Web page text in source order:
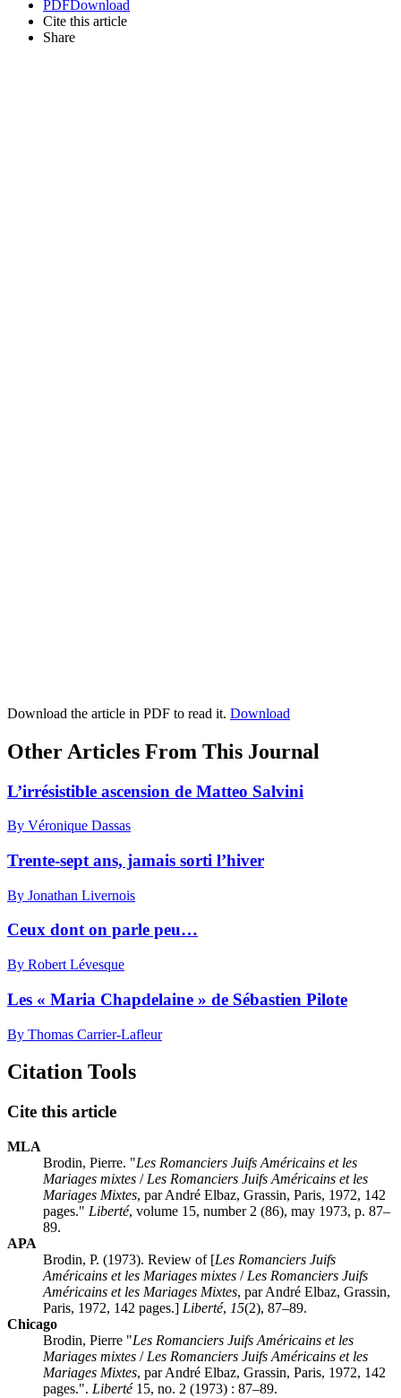
PDFDownload
Cite this article
Share
Download the article in PDF to read it. Download
Other Articles From This Journal
L’irrésistible ascension de Matteo Salvini
By Véronique Dassas
Trente-sept ans, jamais sorti l’hiver
By Jonathan Livernois
Ceux dont on parle peu…
By Robert Lévesque
Les « Maria Chapdelaine » de Sébastien Pilote
By Thomas Carrier-Lafleur
Citation Tools
Cite this article
MLA
Brodin, Pierre. "Les Romanciers Juifs Américains et les
Mariages mixtes / Les Romanciers Juifs Américains et les
Mariages Mixtes, par André Elbaz, Grassin, Paris, 1972, 142
pages." Liberté, volume 15, number 2 (86), may 1973, p. 87–
89.
APA
Brodin, P. (1973). Review of [Les Romanciers Juifs
Américains et les Mariages mixtes / Les Romanciers Juifs
Américains et les Mariages Mixtes, par André Elbaz, Grassin,
Paris, 1972, 142 pages.] Liberté, 15(2), 87–89.
Chicago
Brodin, Pierre "Les Romanciers Juifs Américains et les
Mariages mixtes / Les Romanciers Juifs Américains et les
Mariages Mixtes, par André Elbaz, Grassin, Paris, 1972, 142
pages.". Liberté15, no. 2 (1973) : 87–89.